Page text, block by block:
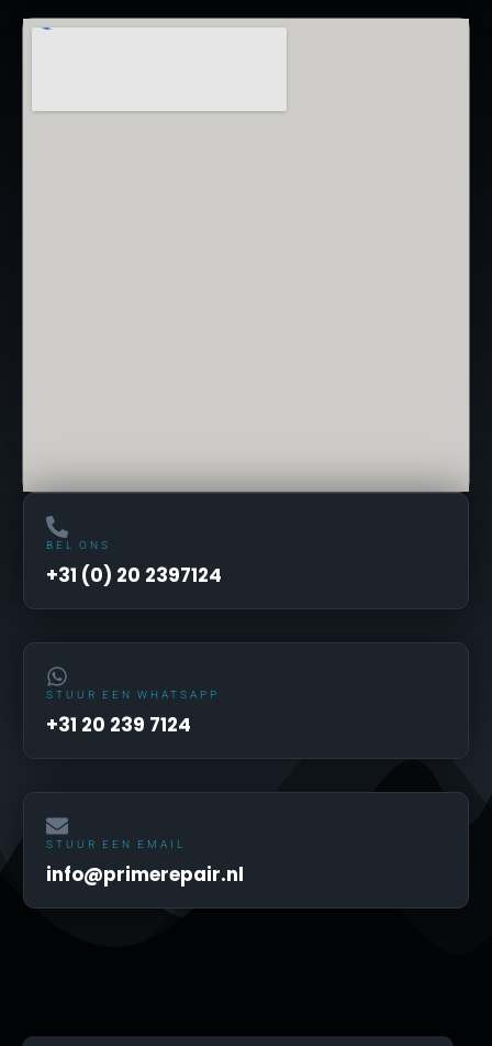
BEL ONS
+31 (0) 20 2397124
STUUR EEN WHATSAPP
+31 20 239 7124
STUUR EEN EMAIL
info@primerepair.nl